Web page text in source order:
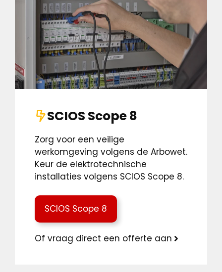
SCIOS Scope 8
Zorg voor een veilige
werkomgeving volgens de Arbowet.
Keur de elektrotechnische
installaties volgens SCIOS Scope 8.
SCIOS Scope 8
Of vraag direct een offerte aan